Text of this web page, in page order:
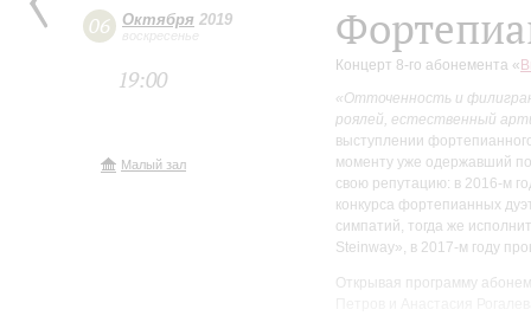
06 Октября 2019
воскресенье
19:00
Малый зал
Концерт 8-го абонемента «
«Отточенность и
роялей, естественный
выступлении
моменту уже одержавший
свою репутацию: в 2016-м
конкурса фортепианных
симпатий, тогда же
Steinway», в 2017-м году
Открывая программу